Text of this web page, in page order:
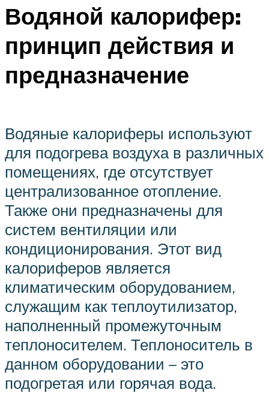
Водяной калорифер:
принцип действия и
предназначение
Водяные калориферы используют
для подогрева воздуха в различных
помещениях, где отсутствует
централизованное отопление.
Также они предназначены для
систем вентиляции или
кондиционирования. Этот вид
калориферов является
климатическим оборудованием,
служащим как теплоутилизатор,
наполненный промежуточным
теплоносителем. Теплоноситель в
данном оборудовании – это
подогретая или горячая вода.